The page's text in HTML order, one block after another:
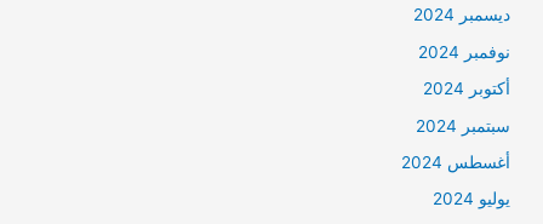
ديسمبر 2024
نوفمبر 2024
أكتوبر 2024
سبتمبر 2024
أغسطس 2024
يوليو 2024